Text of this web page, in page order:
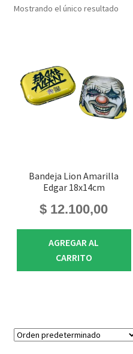
Mostrando el único resultado
Bandeja Lion Amarilla
Edgar 18x14cm
$ 12.100,00
AGREGAR AL
CARRITO